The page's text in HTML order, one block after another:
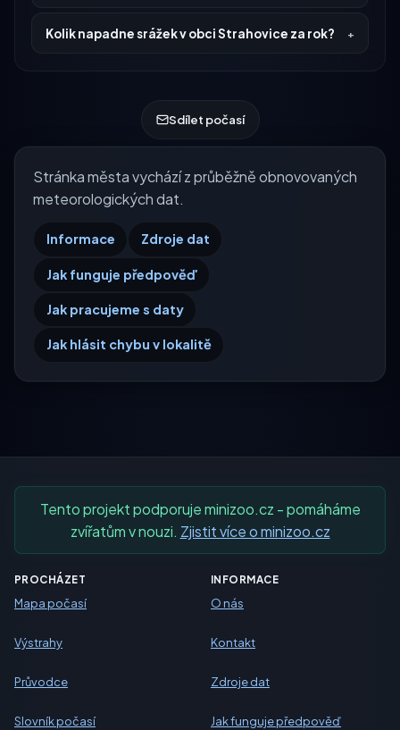
Kolik napadne srážek v obci Strahovice za rok?
Sdílet počasí
Stránka města vychází z průběžně obnovovaných
meteorologických dat.
Informace Zdroje dat
Jak funguje předpověď
Jak pracujeme s daty
Jak hlásit chybu v lokalitě
Tento projekt podporuje minizoo.cz - pomáháme
zvířatům v nouzi. Zjistit více o minizoo.cz
PROCHÁZET
Mapa počasí
Výstrahy
Průvodce
Slovník počasí
INFORMACE
O nás
Kontakt
Zdroje dat
Jak funguje předpověď